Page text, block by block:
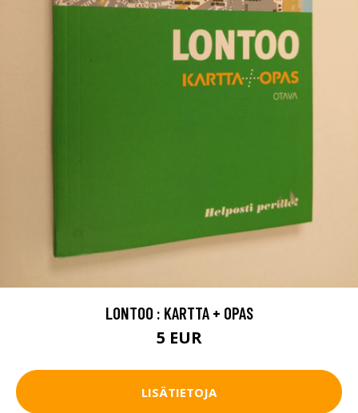
LONTOO : KARTTA + OPAS
5 EUR
LISÄTIETOJA